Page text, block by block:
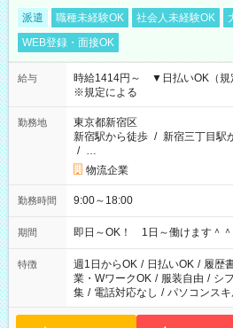
派遣 職種未経験OK 社会人未経験OK
WEB登録・面接OK
給与
時給1414円～ ▼日払いOK（
※規定による
勤務地
東京都新宿区
新宿駅から徒歩 / 新宿三丁目駅
/ …
物流企業
勤務時間 9:00～18:00
期間 即日～OK！ 1日～働けます＾＾
特徴 週1日からOK / 日払いOK / 履歴
業・WワークOK / 服装自由 / シ
集 / 電話対応なし / パソコンス